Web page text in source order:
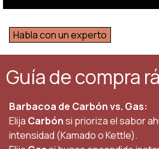
Habla con un experto
Guía de compra
Barbacoa de Carbón vs. Gas:
Elija Carbónsi prioriza el sabor
intensidad (Kamado o Kettle).